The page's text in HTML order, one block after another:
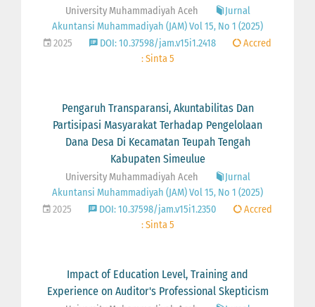
University Muhammadiyah Aceh
Jurnal
Akuntansi Muhammadiyah (JAM) Vol 15, No 1 (2025)
2025
DOI: 10.37598/jam.v15i1.2418
Accred
: Sinta 5
Pengaruh Transparansi, Akuntabilitas Dan
Partisipasi Masyarakat Terhadap Pengelolaan
Dana Desa Di Kecamatan Teupah Tengah
Kabupaten Simeulue
University Muhammadiyah Aceh
Jurnal
Akuntansi Muhammadiyah (JAM) Vol 15, No 1 (2025)
2025
DOI: 10.37598/jam.v15i1.2350
Accred
: Sinta 5
Impact of Education Level, Training and
Experience on Auditor's Professional Skepticism